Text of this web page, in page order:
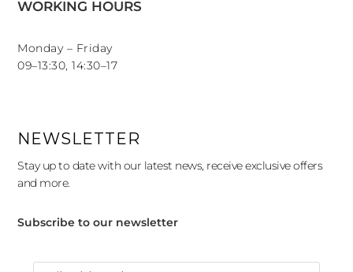
WORKING HOURS
Monday – Friday
09–13:30, 14:30–17
NEWSLETTER
Stay up to date with our latest news, receive exclusive offers
and more.
Subscribe to our newsletter